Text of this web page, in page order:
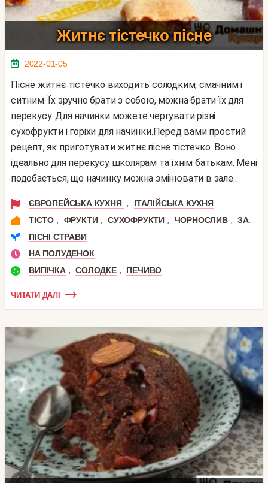
Житнє тістечко пісне
2022-01-05
Пісне житнє тістечко виходить солодким, смачним і
ситним. Їх зручно брати з собою, можна брати їх для
перекусу. Для начинки можете чергувати різні
сухофрукти і горіхи для начинки.Перед вами простий
рецепт, як приготувати житнє пісне тістечко. Воно
ідеально для перекусу школярам та їхнім батькам. Мені
подобається, що начинку можна змінювати в зале...
ЄВРОПЕЙСЬКА КУХНЯ ,
ІТАЛІЙСЬКА КУХНЯ
ТІСТО , ФРУКТИ , СУХОФРУКТИ , ЧОРНОСЛИВ , ЗАВАРНЕ ТІСТО
ПІСНІ СТРАВИ
НА ПОЛУДЕНОК
ВИПІЧКА , СОЛОДКЕ , ПЕЧИВО
ЧИТАТИ ДАЛІ